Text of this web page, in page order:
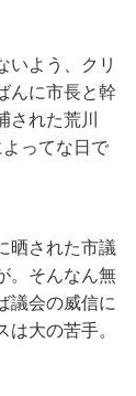
いよう、クリ
んに市長と幹
れた荒川
ってな日で
晒された市議
。そんなん無
議会の威信に
大の苦手。